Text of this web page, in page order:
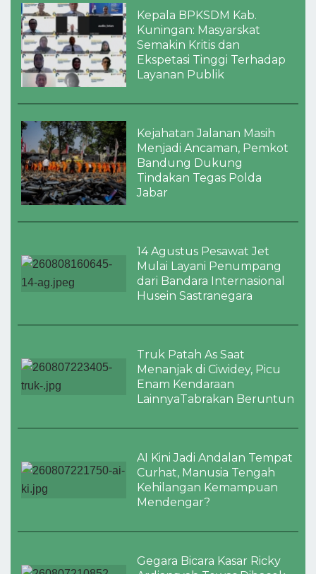
Kepala BPKSDM Kab.
Kuningan: Masyarskat
Semakin Kritis dan
Ekspetasi Tinggi Terhadap
Layanan Publik
Kejahatan Jalanan Masih
Menjadi Ancaman, Pemkot
Bandung Dukung
Tindakan Tegas Polda
Jabar
14 Agustus Pesawat Jet
Mulai Layani Penumpang
dari Bandara Internasional
Husein Sastranegara
Truk Patah As Saat
Menanjak di Ciwidey, Picu
Enam Kendaraan
LainnyaTabrakan Beruntun
AI Kini Jadi Andalan Tempat
Curhat, Manusia Tengah
Kehilangan Kemampuan
Mendengar?
Gegara Bicara Kasar Ricky